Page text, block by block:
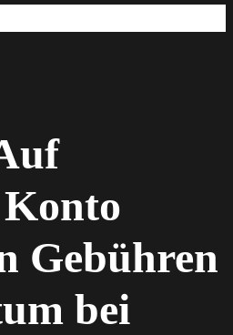
Gebühren
bei